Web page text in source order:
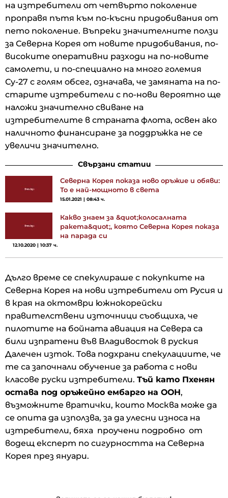
на изтребители от четвърто поколение
проправя пътя към по-късни придобивания от
пето поколение. Въпреки значителните ползи
за Северна Корея от новите придобивания, по-
високите оперативни разходи на по-новите
самолети, и по-специално на много големия
Су-27 с голям обсег, означава, че замяната на по-
старите изтребители с по-нови вероятно ще
наложи значително свиване на
изтребителите в страната флота, освен ако
наличното финансиране за поддръжка не се
увеличи значително.
Свързани статии
Северна Корея показа ново оръжие и обяви:
То е най-мощното в света
15.01.2021 | 08:43 ч.
Какво знаем за &quot;колосалната
ракета&quot;, която Северна Корея показа
на парада си
12.10.2020 | 10:37 ч.
Дълго време се спекулираше с покупките на
Северна Корея на нови изтребители от Русия и
в края на октомври южнокорейски
правителствени източници съобщиха, че
пилотите на бойната авиация на Севера са
били изпратени във Владивосток в руския
Далечен изток. Това подхрани спекулациите, че
те са започнали обучение за работа с нови
класове руски изтребители. Тъй като Пхенян
остава под оръжейно ембарго на ООН,
възможните вратички, които Москва може да
се опита да използва, за да улесни износа на
изтребители, бяха проучени подробно от
водещ експерт по сигурността на Северна
Корея през януари.